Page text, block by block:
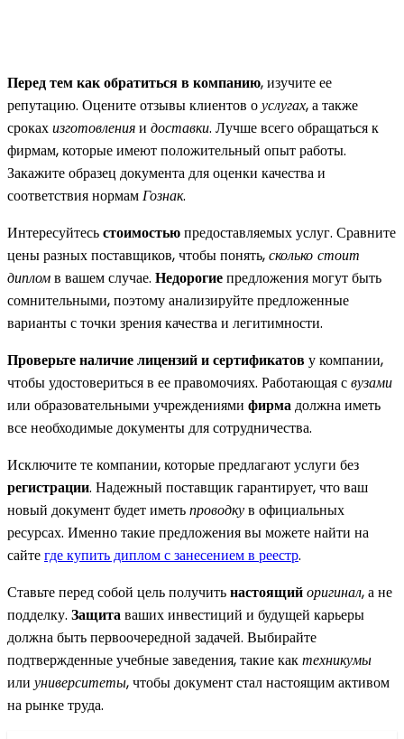
Перед тем как обратиться в компанию, изучите ее
репутацию. Оцените отзывы клиентов оуслугах, а также
срокахизготовленияи доставки. Лучше всего обращаться к
фирмам, которые имеют положительный опыт работы.
Закажите образец документа для оценки качества и
соответствия нормамГознак.
Интересуйтесьстоимостьюпредоставляемых услуг. Сравните
цены разных поставщиков, чтобы понять,сколько стоит
дипломв вашем случае. Недорогиепредложения могут быть
сомнительными, поэтому анализируйте предложенные
варианты с точки зрения качества и легитимности.
Проверьте наличие лицензий и сертификатову компании,
чтобы удостовериться в ее правомочиях. Работающая свузами
или образовательными учреждениями фирмадолжна иметь
все необходимые документы для сотрудничества.
Исключите те компании, которые предлагают услуги без
регистрации. Надежный поставщик гарантирует, что ваш
новый документ будет иметьпроводкув официальных
ресурсах. Именно такие предложения вы можете найти на
сайтегде купить диплом с занесением в реестр.
Ставьте перед собой цель получитьнастоящийоригинал, а не
подделку. Защитаваших инвестиций и будущей карьеры
должна быть первоочередной задачей. Выбирайте
подтвержденные учебные заведения, такие кактехникумы
или университеты, чтобы документ стал настоящим активом
на рынке труда.